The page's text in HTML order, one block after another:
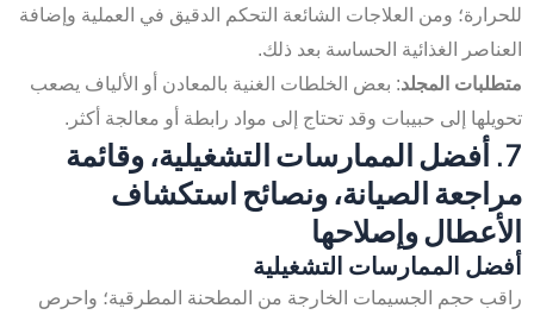
للحرارة؛ ومن العلاجات الشائعة التحكم الدقيق في العملية وإضافة
العناصر الغذائية الحساسة بعد ذلك.
متطلبات المجلد: بعض الخلطات الغنية بالمعادن أو الألياف يصعب
تحويلها إلى حبيبات وقد تحتاج إلى مواد رابطة أو معالجة أكثر.
7. أفضل الممارسات التشغيلية، وقائمة
مراجعة الصيانة، ونصائح استكشاف
الأعطال وإصلاحها
أفضل الممارسات التشغيلية
راقب حجم الجسيمات الخارجة من المطحنة المطرقية؛ واحرص